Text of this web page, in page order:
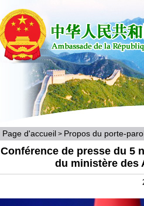
Page d'accueil > Propos du porte-
Conférence de presse du 5
du ministère des